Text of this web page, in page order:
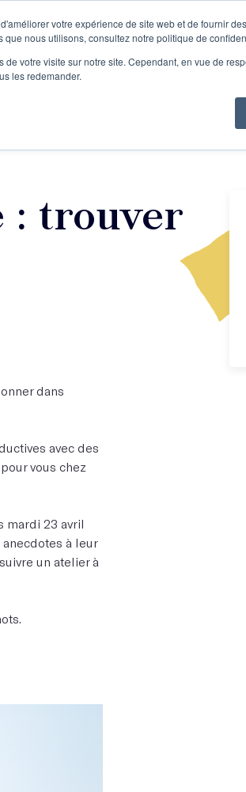
votre expérience de site web et de fournir
nous utilisons, consultez notre politique de
votre visite sur notre site. Cependant, en vue de
les redemander.
Se
: trouver
dans
avec des
vous chez
mardi 23 avril
à leur
un atelier à